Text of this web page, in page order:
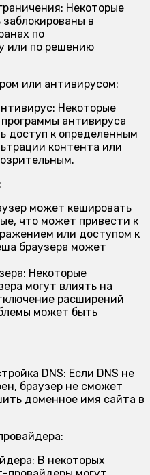
Некоторые
в
по
или по решению
или антивирусом:
Некоторые
антивируса
доступ к определенным
контента или
может кешировать
что может привести к
или доступом к
браузера может
Некоторые
могут влиять на
расширений
может быть
DNS: Если DNS не
браузер не сможет
доменное имя сайта в
В некоторых